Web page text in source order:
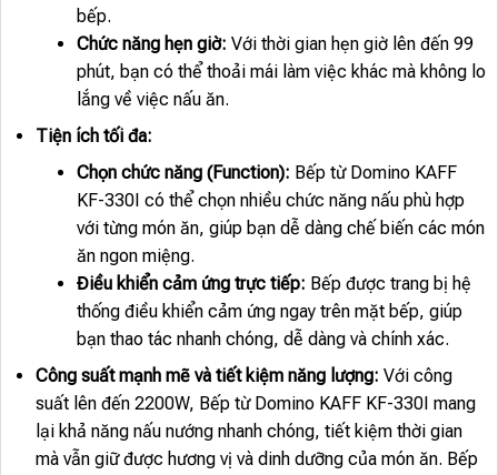
bếp.
Chức năng hẹn giờ: Với thời gian hẹn giờ lên đến 99
phút, bạn có thể thoải mái làm việc khác mà không lo
lắng về việc nấu ăn.
Tiện ích tối đa:
Chọn chức năng (Function): Bếp từ Domino KAFF
KF-330I có thể chọn nhiều chức năng nấu phù hợp
với từng món ăn, giúp bạn dễ dàng chế biến các món
ăn ngon miệng.
Điều khiển cảm ứng trực tiếp: Bếp được trang bị hệ
thống điều khiển cảm ứng ngay trên mặt bếp, giúp
bạn thao tác nhanh chóng, dễ dàng và chính xác.
Công suất mạnh mẽ và tiết kiệm năng lượng: Với công
suất lên đến 2200W, Bếp từ Domino KAFF KF-330I mang
lại khả năng nấu nướng nhanh chóng, tiết kiệm thời gian
mà vẫn giữ được hương vị và dinh dưỡng của món ăn. Bếp